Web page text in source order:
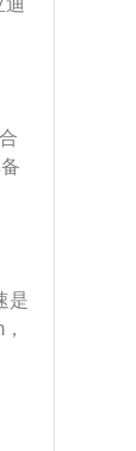
迪
是